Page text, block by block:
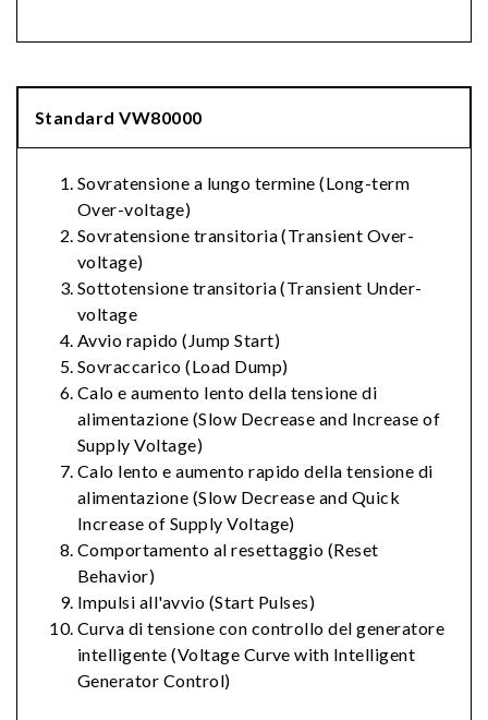
Standard VW80000
Sovratensione a lungo termine (Long-term
Over-voltage)
Sovratensione transitoria (Transient Over-
voltage)
Sottotensione transitoria (Transient Under-
voltage
Avvio rapido (Jump Start)
Sovraccarico (Load Dump)
Calo e aumento lento della tensione di
alimentazione (Slow Decrease and Increase of
Supply Voltage)
Calo lento e aumento rapido della tensione di
alimentazione (Slow Decrease and Quick
Increase of Supply Voltage)
Comportamento al resettaggio (Reset
Behavior)
Impulsi all'avvio (Start Pulses)
Curva di tensione con controllo del generatore
intelligente (Voltage Curve with Intelligent
Generator Control)